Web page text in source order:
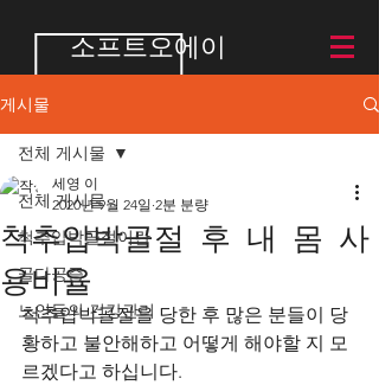
소프트오에이
게시물
전체 게시물
척추압박골절이란
골다공증
노인들의 건강관리
전체 게시물
척추압박골절 후 내 몸 사
용비율
세영 이
2020년 9월 24일 2분 분량
척추압박골절을 당한 후 많은 분들이 당
황하고 불안해하고 어떻게 해야할 지 모
르겠다고 하십니다.